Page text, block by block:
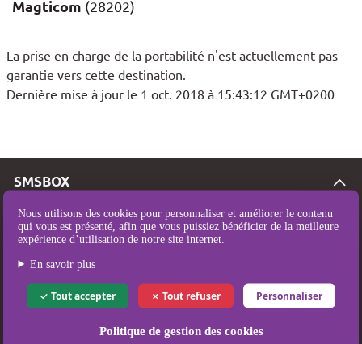
Nous utilisons des cookies pour personnaliser et améliorer le contenu
qui vous est présenté, afin que vous puissiez bénéficier de la meilleure
expérience d’utilisation de notre site internet.
En savoir plus
Tout accepter Tout refuser Personnaliser
Politique de gestion des cookies
Magticom (28202)
La prise en charge de la portabilité n'est actuellement pas
garantie vers cette destination.
Dernière mise à jour le 1 oct. 2018 à 15:43:12 GMT+0200
SMSBOX
Tarifs SMS
Couverture SMS
Qui sommes-nous ?
Mentions légales
Conditions Générales d’Utilisation et de Vente
Politique de protection des données